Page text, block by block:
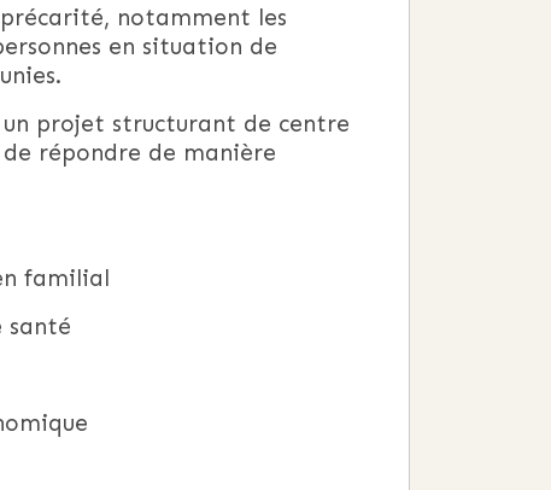
notamment les
en situation de
un projet structurant de centre
répondre de manière
familial
santé